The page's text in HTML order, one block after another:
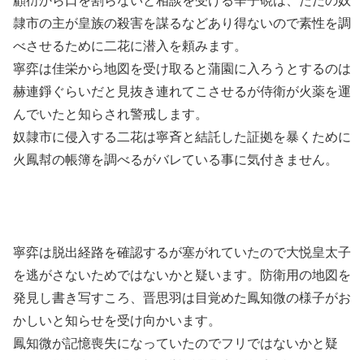
隷市の主が皇族の殺害を謀るなどあり得ないので素性を調
べさせるために二花に潜入を頼みます。
寧弈は佳栄から地図を受け取ると蒲園に入ろうとするのは
赫連錚ぐらいだと見抜き連れてこさせるが侍衛が火薬を運
んでいたと知らされ警戒します。
奴隷市に侵入する二花は寧斉と結託した証拠を暴くために
火鳳幇の帳簿を調べるがバレている事に気付きません。
寧弈は脱出経路を確認するが塞がれていたので大悦皇太子
を逃がさないためではないかと疑います。防衛用の地図を
発見し書き写すころ、晋思羽は目覚めた鳳知微の様子がお
かしいと知らせを受け向かいます。
鳳知微が記憶喪失になっていたのでフリではないかと疑